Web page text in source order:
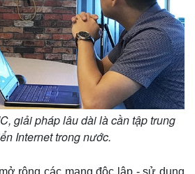
Tư vấn
giải pháp lâu dài là cần tập trung
Internet trong nước.
rộng các mạng độc lập - sử dụng